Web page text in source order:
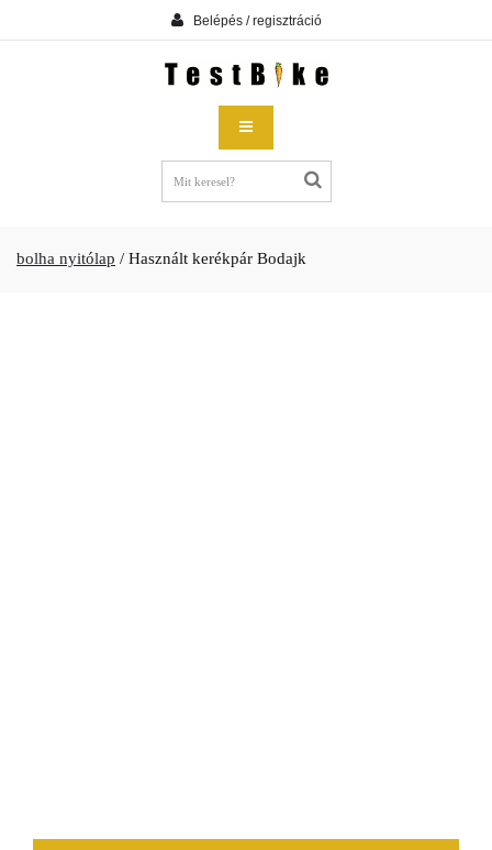
Belépés / regisztráció
bolha nyitólap / Használt kerékpár Bodajk